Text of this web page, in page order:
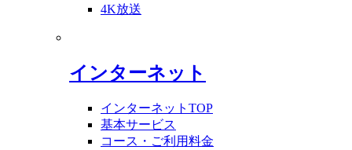
4K放送
インターネット
インターネットTOP
基本サービス
コース・ご利用料金